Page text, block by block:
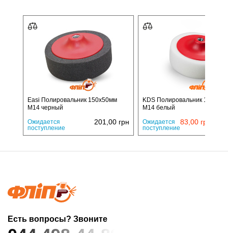
Easi Полировальник 150х50мм
М14 черный
Ожидается
поступление
201,00 грн
KDS Полировальник
М14 белый
Ожидается
поступление
83,00 грн
Есть вопросы? Звоните